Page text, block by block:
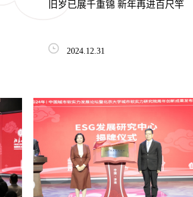
旧岁已展千重锦 新年再进百尺竿
2024.12.31